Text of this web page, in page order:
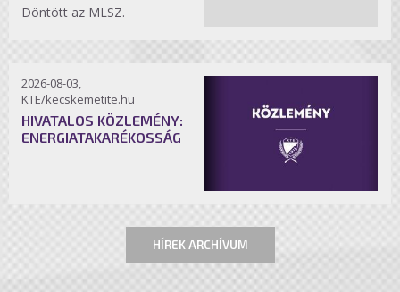
Döntött az MLSZ.
2026-08-03,
KTE/kecskemetite.hu
HIVATALOS KÖZLEMÉNY:
ENERGIATAKARÉKOSSÁG
HÍREK ARCHÍVUM